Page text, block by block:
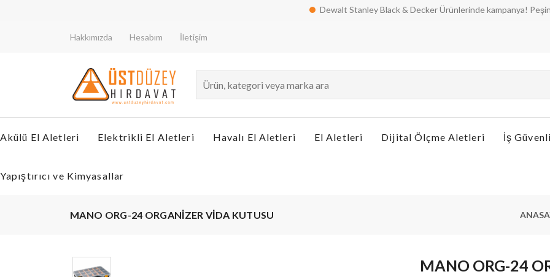
Dewalt Stanley Black & Decker Ürünlerinde kampanya! Peşin
Hakkımızda Hesabım İletişim
Akülü El Aletleri Elektrikli El Aletleri Havalı El Aletleri El Aletleri Dijital Ölçme Aletleri İş
Yapıştırıcı ve Kimyasallar
MANO ORG-24 ORGANİZER VİDA KUTUSU
MANO ORG-24